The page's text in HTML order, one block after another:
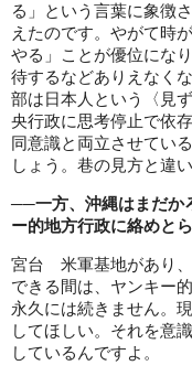
る」という言葉に象徴
えたのです。やがて時
やる」ことが優位にな
待するなどありえなく
部は日本人という〈見
央行政に思考停止で依
同意識と両立させてい
しょう。巷の見方と違
──一方、沖縄はまだか
ー的地方行政に絡めと
宮台 米軍基地があり
できる間は、ヤンキー
永久には続きません。
してほしい。それを意
しているんですよ。